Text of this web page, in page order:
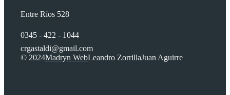
Entre Ríos 528
0345 - 422 - 1044
crgastaldi@gmail.com
© 2024Madryn WebLeandro ZorrillaJuan Aguirre